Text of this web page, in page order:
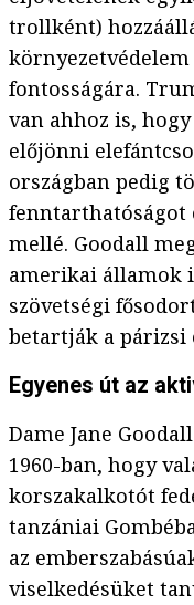
trollként)
fontosságára.
van ahhoz is,
előjönni
országban pedig
fenntarthatóságot
mellé. Goodall
amerikai államok
szövetségi
betartják a párizsi
Egyenes út az
Dame Jane
1960-ban, hogy
korszakalkotót
tanzániai
az
viselkedésüket